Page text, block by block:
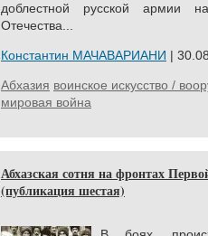
доблестной русской армии
Отечества...
Константин МАЧАВАРИАНИ |
Абхазия воинское искусство /
мировая война
Абхазская сотня на фронтах
(публикация шестая)